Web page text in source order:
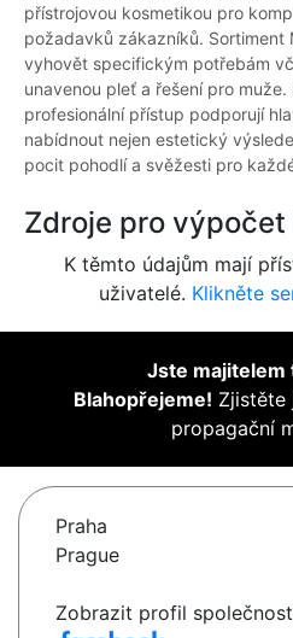
přístrojovou kosmetikou pro
požadavků zákazníků. Sortiment
vyhovět specifickým potřebám
unavenou pleť a řešení pro
profesionální přístup podporují
nabídnout nejen estetický
pocit pohodlí a svěžesti pro
Zdroje pro výpočet
K těmto údajům mají
uživatelé. Klikněte
Jste
Blahopřejeme! Zjistěte
propagační
Praha
Prague
Zobrazit profil